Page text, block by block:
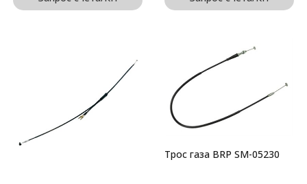
Трос газа BRP SM-05230